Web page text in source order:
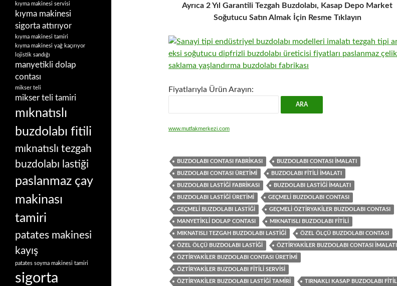
Ayrıca 2 Yıl Garantili Tezgah Buzdolabı, Kasap Depo Market
Soğutucu Satın Almak İçin Resme Tıklayın
Fiyatlarıyla Ürün Arayın:
www.mutfakmerkezi.com
BUZDOLABI CONTASI FABRIKASI BUZDOLABI CONTASI IMALATI
BUZDOLABI CONTASI ÜRETIMI BUZDOLABI FITILI IMALATI
BUZDOLABI LASTIĞI FABRIKASI BUZDOLABI LASTIĞI IMALATI
BUZDOLABI LASTIĞI ÜRETIMI GEÇMELI BUZDOLABI CONTASI
GEÇMELI BUZDOLABI LASTIĞI GEÇMELI ÖZTIRYAKILER BUZDOLABI CONTASI
MANYETIKLI DOLAP CONTASI MIKNATISLI BUZDOLABI FITILI
MIKNATISLI TEZGAH BUZDOLABI LASTIĞI ÖZEL ÖLÇÜ BUZDOLABI CONTASI
ÖZEL ÖLÇÜ BUZDOLABI LASTIĞI ÖZTIRYAKILER BUZDOLABI CONTASI IMALATI
ÖZTIRYAKILER BUZDOLABI CONTASI ÜRETIMI
ÖZTIRYAKILER BUZDOLABI FITILI SERVISI
ÖZTIRYAKILER BUZDOLABI LASTIĞI TAMIRI TIRNAKLI KASAP BUZDOLABI FITILI
kıyma makinesi servisi
kıyma makinesi
sigorta attırıyor
kıyma makinesi tamiri
kıyma makinesi yağ kaçırıyor
lojistik sandığı
manyetikli dolap
contası
mikser teli
mikser teli tamiri
mıknatıslı
buzdolabı fitili
mıknatıslı tezgah
buzdolabı lastiği
paslanmaz çay
makinası
tamiri
patates makinesi
kayış
patates soyma makinesi tamiri
sigorta